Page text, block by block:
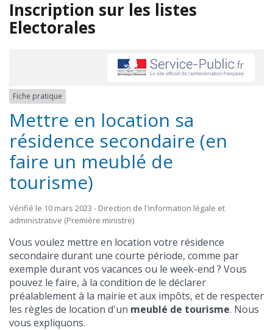
Inscription sur les listes
Electorales
Fiche pratique
Mettre en location sa
résidence secondaire (en
faire un meublé de
tourisme)
Vérifié le 10 mars 2023 - Direction de l'information légale et
administrative (Première ministre)
Vous voulez mettre en location votre résidence
secondaire durant une courte période, comme par
exemple durant vos vacances ou le week-end ? Vous
pouvez le faire, à la condition de le déclarer
préalablement à la mairie et aux impôts, et de respecter
les règles de location d'un meublé de tourisme. Nous
vous expliquons.